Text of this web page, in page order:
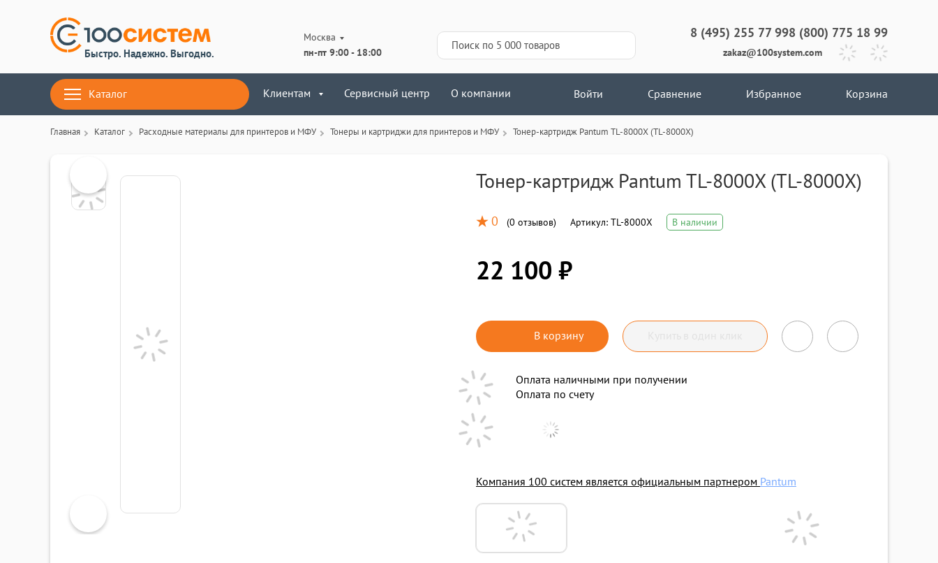
Быстро. Надежно. Выгодно.
Москва
пн-пт 9:00 - 18:00
8 (495) 255 77 998 (800) 775 18 99
zakaz@100system.com
Каталог Клиентам Сервисный центр О компании Войти Сравнение Избранное Корзина
Главная Каталог Расходные материалы для принтеров и МФУ Тонеры и картриджи для принтеров и МФУ Тонер-картридж Pantum TL-8000X (TL-8000X)
Тонер-картридж Pantum TL-8000X (TL-8000X)
0 (0 отзывов) Артикул: TL-8000X В наличии
22 100 ₽
В корзину
Оплата наличными при получении
Оплата по счету
Компания 100 систем является официальным партнером Pantum